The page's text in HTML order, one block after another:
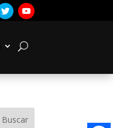
Buscar